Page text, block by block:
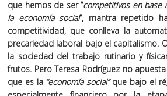
que hemos de ser “competitivos en base
la economía social”, mantra repetido
competitividad, que conlleva la
precariedad laboral bajo el capitalismo.
la sociedad del trabajo rutinario y
frutos. Pero Teresa Rodríguez no
que es la “economía social”que bajo el